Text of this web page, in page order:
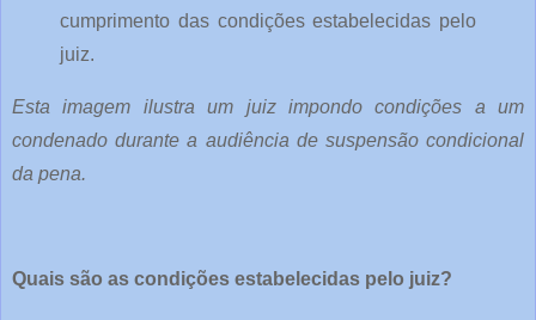
cumprimento das condições estabelecidas pelo
juiz.
Esta imagem ilustra um juiz impondo condições a um
condenado durante a audiência de suspensão condicional
da pena.
Quais são as condições estabelecidas pelo juiz?